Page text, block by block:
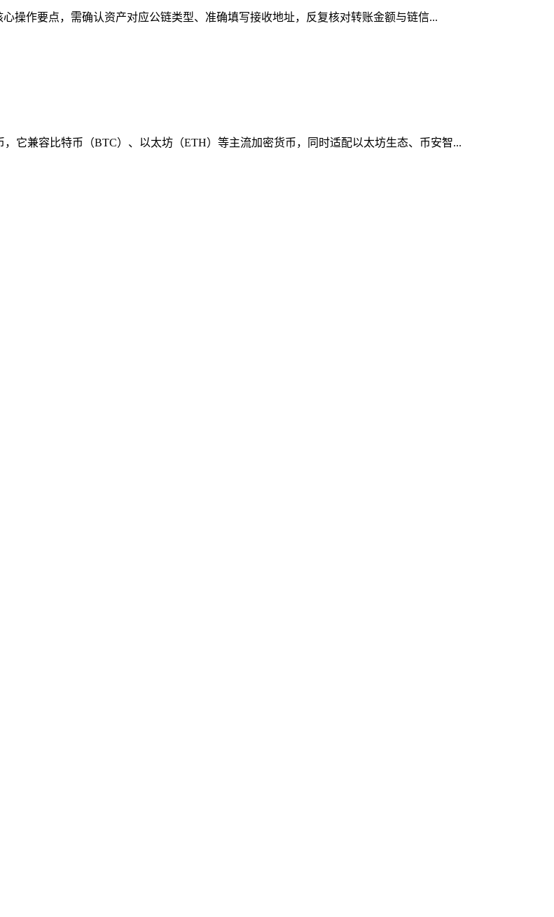
操作要点，需确认资产对应公链类型、准确填写接收地址，反复核对转账金额与链信...
它兼容比特币（BTC）、以太坊（ETH）等主流加密货币，同时适配以太坊生态、币安智...